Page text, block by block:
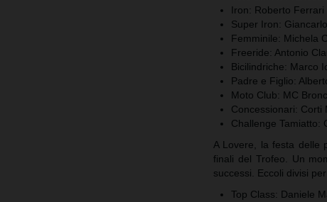
Iron: Roberto Ferrari
Super Iron:
Femminile: Michela
Freeride: Antonio
Bicilindriche: Marco
Padre e Figlio:
Moto Club: MC
Concessionari: Corti
Challenge Tamiatto:
A Lovere, la festa delle
finali del Trofeo. Un
successi. Eccoli divisi
Top Class: Daniele